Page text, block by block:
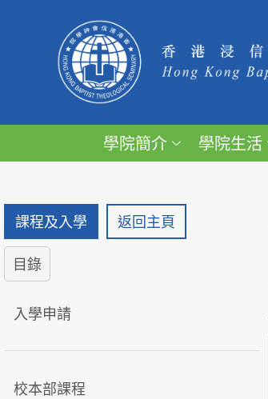
學院簡介 學院生活
課程及入學 返回主頁
目錄
入學申請
校本部課程